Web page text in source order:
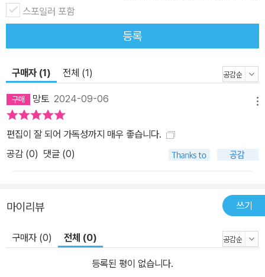
스포일러 포함
등록
구매자 (1) 전체 (1)
망토 2024-09-06
편집이 잘 되어 가독성까지 매우 좋습니다.
공감 (0) 댓글 (0)
마이리뷰 쓰기
구매자 (0) 전체 (0)
등록된 평이 없습니다.